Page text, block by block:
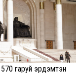
гаруй эрдэмтэн